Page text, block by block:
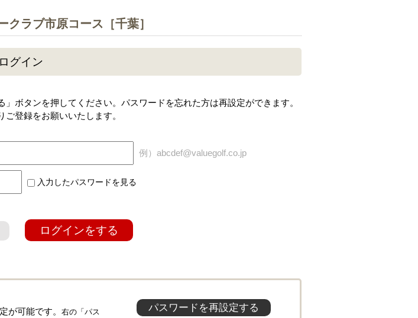
クラブ市原コース［千葉］
ログイン
ボタンを押してください。パスワードを忘れた方は再設定ができます。
登録をお願いいたします。
例）abcdef@valuegolf.co.jp
入力したパスワードを見る
ログインをする
が可能です。 右の「パス
パスワードを再設定する